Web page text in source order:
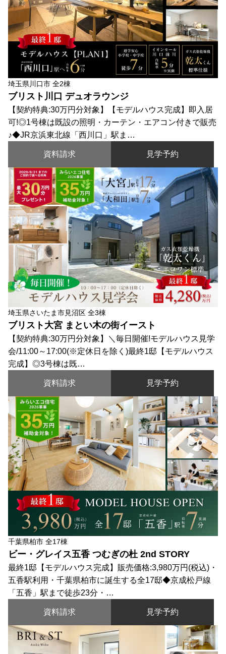
埼玉県川口市 全2棟
ブリスト川口 デュオラウンジ
【契約特典:30万円分対象】【モデルハウス完成】即入居
可!◎1号棟は既設の照明・カーテン・エアコン付きで販売
♪◆JR京浜東北線「西川口」駅ま…
資料請求 見学予約
埼玉県さいたま市見沼区 全3棟
ブリスト大宮 まとい木の街イースト
【契約特典:30万円分対象】＼毎日開催!モデルハウス見学
会/11:00～17:00(※定休日を除く)最終1邸【モデルハウス
完成】◎3号棟は既…
資料請求 見学予約
千葉県柏市 全17棟
ビー・グレイス五香 つむぎの杜 2nd STORY
最終1邸【モデルハウス完成】販売価格:3,980万円(税込)・
五香駅利用・千葉県柏市に誕生する全17邸◆京成松戸線
「五香」駅まで徒歩23分・…
資料請求 見学予約